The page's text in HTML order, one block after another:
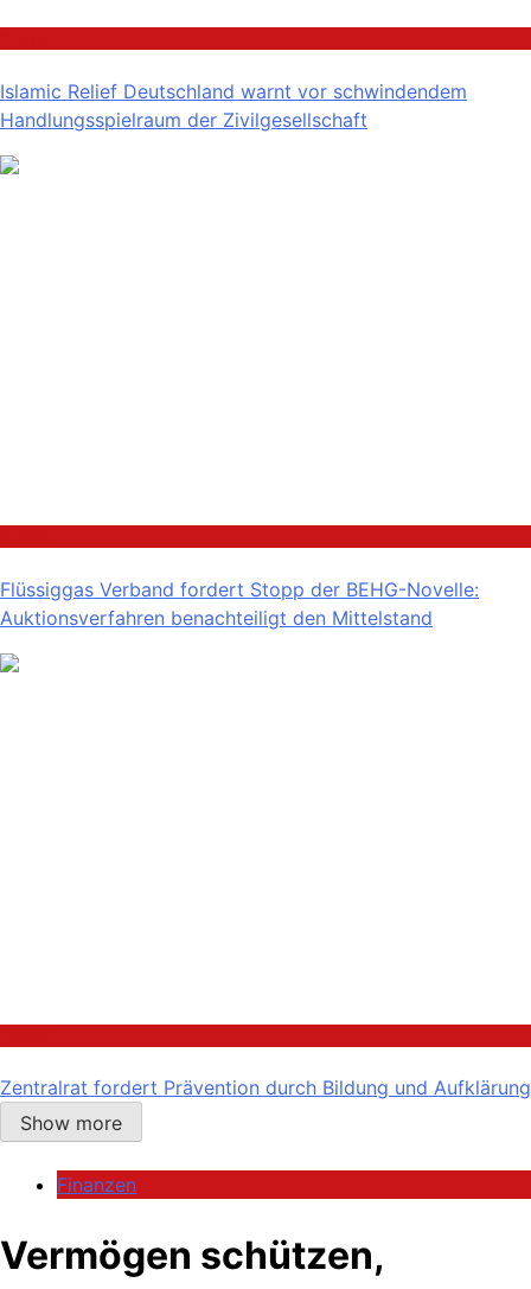
Islamic Relief Deutschland warnt vor schwindendem
Handlungsspielraum der Zivilgesellschaft
Flüssiggas Verband fordert Stopp der BEHG-Novelle:
Auktionsverfahren benachteiligt den Mittelstand
Zentralrat fordert Prävention durch Bildung und Aufklärung
Show more
Finanzen
Vermögen schützen,